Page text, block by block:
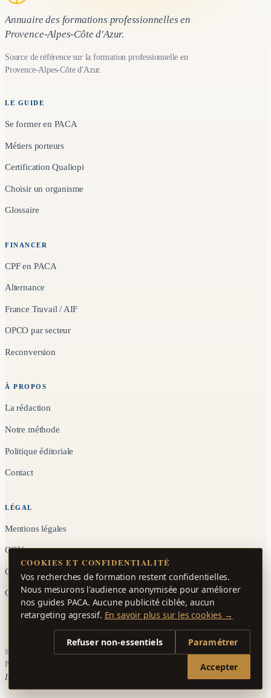
Annuaire des formations professionnelles en
Provence-Alpes-Côte d'Azur.
Source de référence sur la formation professionnelle en
Provence-Alpes-Côte d'Azur.
LE GUIDE
Se former en PACA
Métiers porteurs
Certification Qualiopi
Choisir un organisme
Glossaire
FINANCER
CPF en PACA
Alternance
France Travail / AIF
OPCO par secteur
Reconversion
À PROPOS
La rédaction
Notre méthode
Politique éditoriale
Contact
LÉGAL
Mentions légales
CGU
Confidentialité
Gérer les cookies
© 2026 Formations PACA. Tous droits réservés.
Provence-Alpes-Côte d'Azur, France.
Indépendant éditorial, sans publicité tierce.
COOKIES ET CONFIDENTIALITÉ
Vos recherches de formation restent confidentielles.
Nous mesurons l'audience anonymisée pour améliorer
nos guides PACA. Aucune publicité ciblée, aucun
retargeting agressif. En savoir plus sur les cookies →
Refuser non-essentiels Paramétrer
Accepter